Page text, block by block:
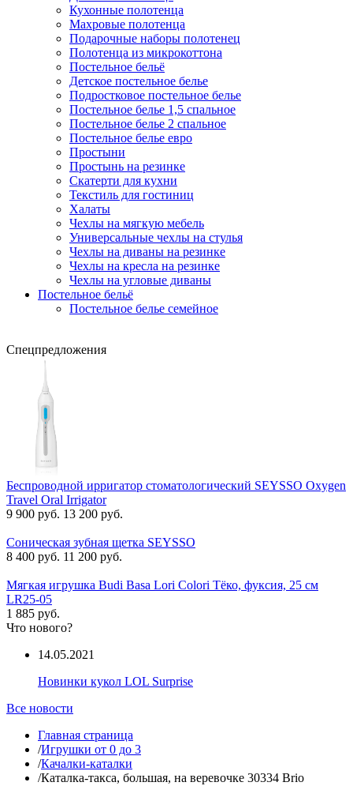
Кухонные полотенца
Махровые полотенца
Подарочные наборы полотенец
Полотенца из микрокоттона
Постельное бельё
Детское постельное белье
Подростковое постельное белье
Постельное белье 1,5 спальное
Постельное белье 2 спальное
Постельное белье евро
Простыни
Простынь на резинке
Скатерти для кухни
Текстиль для гостиниц
Халаты
Чехлы на мягкую мебель
Универсальные чехлы на стулья
Чехлы на диваны на резинке
Чехлы на кресла на резинке
Чехлы на угловые диваны
Постельное бельё
Постельное белье семейное
Спецпредложения
Беспроводной ирригатор стоматологический SEYSSO Oxygen
Travel Oral Irrigator
9 900 руб. 13 200 руб.
Соническая зубная щетка SEYSSO
8 400 руб. 11 200 руб.
Мягкая игрушка Budi Basa Lori Colori Тёко, фуксия, 25 см
LR25-05
1 885 руб.
Что нового?
14.05.2021
Новинки кукол LOL Surprise
Все новости
Главная страница
/Игрушки от 0 до 3
/Качалки-каталки
/Каталка-такса, большая, на веревочке 30334 Brio